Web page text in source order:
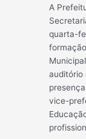
A
quarta-
auditório
vice-